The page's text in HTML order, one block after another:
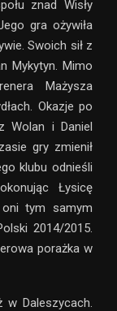
znad Wisły
gra ożywiła
Swoich sił z
Mykytyn. Mimo
Mażysza
Okazje po
Wolan i Daniel
gry zmienił
klubu odnieśli
Łysicę
oni tym samym
2014/2015.
porażka w
w Daleszycach.